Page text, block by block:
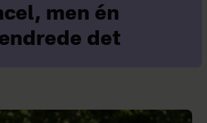
men én
det